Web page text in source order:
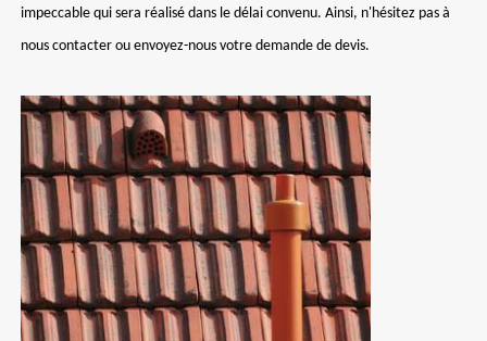
impeccable qui sera réalisé dans le délai convenu. Ainsi, n'hésitez pas à
nous contacter ou envoyez-nous votre demande de devis.